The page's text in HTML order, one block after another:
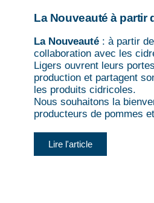
La Nouveauté à partir
La Nouveauté : à partir
collaboration avec les
Ligers ouvrent leurs
production et partagent
les produits cidricoles.
Nous souhaitons la
producteurs de pommes
Lire l'article